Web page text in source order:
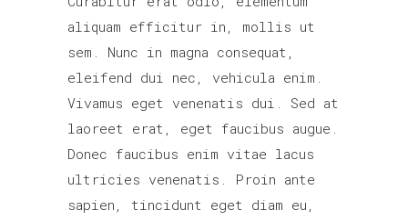
aliquam efficitur in, mollis ut
sem. Nunc in magna consequat,
eleifend dui nec, vehicula enim.
Vivamus eget venenatis dui. Sed at
laoreet erat, eget faucibus augue.
Donec faucibus enim vitae lacus
ultricies venenatis. Proin ante
sapien, tincidunt eget diam eu,